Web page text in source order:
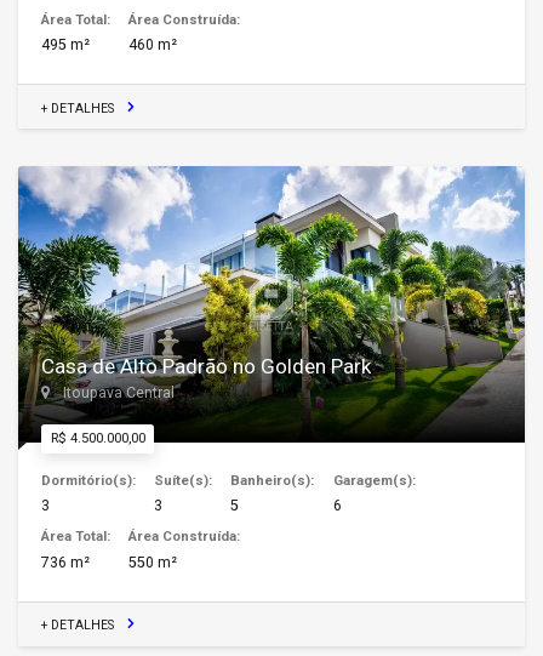
Área Total:
495 m²
Área Construída:
460 m²
+ DETALHES
Casa de Alto Padrão no Golden Park
Itoupava Central
R$ 4.500.000,00
Dormitório(s):
3
Suíte(s):
3
Banheiro(s):
5
Garagem(s):
6
Área Total:
736 m²
Área Construída:
550 m²
+ DETALHES